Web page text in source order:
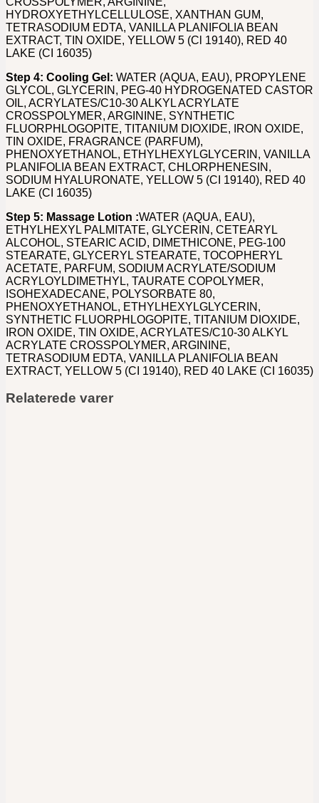
HYDROXYETHYLCELLULOSE, XANTHAN GUM,
TETRASODIUM EDTA, VANILLA PLANIFOLIA BEAN
EXTRACT, TIN OXIDE, YELLOW 5 (Cl 19140), RED 40
LAKE (CI 16035)
Step 4: Cooling Gel: WATER (AQUA, EAU), PROPYLENE
GLYCOL, GLYCERIN, PEG-40 HYDROGENATED CASTOR
OIL, ACRYLATES/C10-30 ALKYL ACRYLATE
CROSSPOLYMER, ARGININE, SYNTHETIC
FLUORPHLOGOPITE, TITANIUM DIOXIDE, IRON OXIDE,
TIN OXIDE, FRAGRANCE (PARFUM),
PHENOXYETHANOL, ETHYLHEXYLGLYCERIN, VANILLA
PLANIFOLIA BEAN EXTRACT, CHLORPHENESIN,
SODIUM HYALURONATE, YELLOW 5 (CI 19140), RED 40
LAKE (CI 16035)
Step 5: Massage Lotion :WATER (AQUA, EAU),
ETHYLHEXYL PALMITATE, GLYCERIN, CETEARYL
ALCOHOL, STEARIC ACID, DIMETHICONE, PEG-100
STEARATE, GLYCERYL STEARATE, TOCOPHERYL
ACETATE, PARFUM, SODIUM ACRYLATE/SODIUM
ACRYLOYLDIMETHYL, TAURATE COPOLYMER,
ISOHEXADECANE, POLYSORBATE 80,
PHENOXYETHANOL, ETHYLHEXYLGLYCERIN,
SYNTHETIC FLUORPHLOGOPITE, TITANIUM DIOXIDE,
IRON OXIDE, TIN OXIDE, ACRYLATES/C10-30 ALKYL
ACRYLATE CROSSPOLYMER, ARGININE,
TETRASODIUM EDTA, VANILLA PLANIFOLIA BEAN
EXTRACT, YELLOW 5 (CI 19140), RED 40 LAKE (CI 16035)
Relaterede varer